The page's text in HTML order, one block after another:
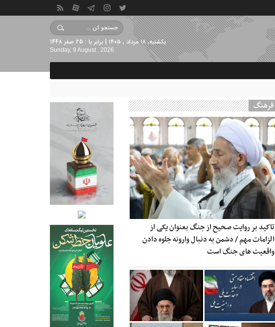
یکشنبه, ۱۸ مرداد , ۱۴۰۵ | برابر با : 25 صفر 1448
Sunday, 9 August , 2026
فرهنگ
تاکید بر روایت صحیح از جنگ بعنوان یکی از
الزامات مهم / دشمن به دنبال وارونه جلوه دادن
واقعیت های جنگ است